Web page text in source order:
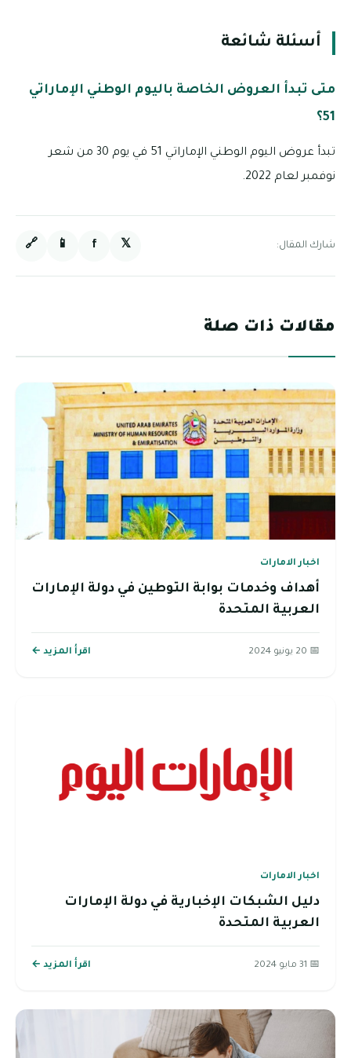
أسئلة شائعة
متى تبدأ العروض الخاصة باليوم الوطني الإماراتي
51؟
تبدأ عروض اليوم الوطني الإماراتي 51 في يوم 30 من شعر
نوفمبر لعام 2022.
شارك المقال: 𝕏
f
📱
🔗
مقالات ذات صلة
اخبار الامارات
أهداف وخدمات بوابة التوطين في دولة الإمارات
العربية المتحدة
📅 20 يونيو 2024 اقرأ المزيد ←
اخبار الامارات
دليل الشبكات الإخبارية في دولة الإمارات
العربية المتحدة
📅 31 مايو 2024 اقرأ المزيد ←